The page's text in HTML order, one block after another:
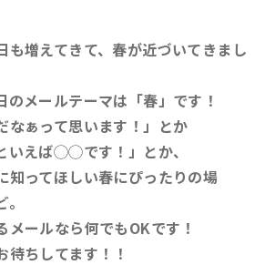
も増えてきて、春が近づいてきまし
のメールテーマは「春」です！
なぁって思います！」とか
いえば◯◯です！」とか、
知ってほしい春にぴったりの場
メールなら何でもOKです！
ちしてます！！